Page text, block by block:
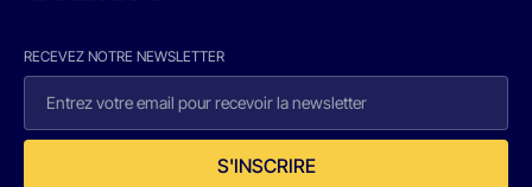
RECEVEZ NOTRE NEWSLETTER
S'INSCRIRE